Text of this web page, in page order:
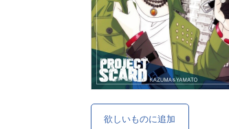
欲しいものに追加